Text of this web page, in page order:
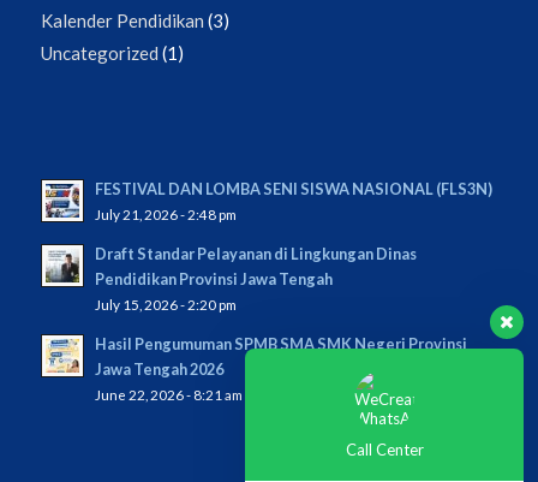
Kalender Pendidikan (3)
Uncategorized (1)
FESTIVAL DAN LOMBA SENI SISWA NASIONAL (FLS3N)
July 21, 2026 - 2:48 pm
Draft Standar Pelayanan di Lingkungan Dinas
Pendidikan Provinsi Jawa Tengah
July 15, 2026 - 2:20 pm
Hasil Pengumuman SPMB SMA SMK Negeri Provinsi
Jawa Tengah 2026
June 22, 2026 - 8:21 am
Call Center